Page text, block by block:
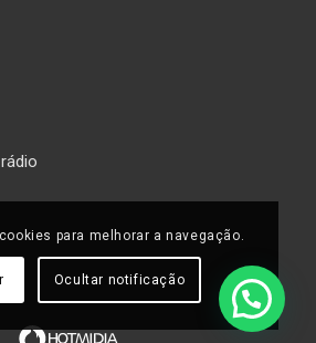
para melhorar a navegação.
Ocultar notificação